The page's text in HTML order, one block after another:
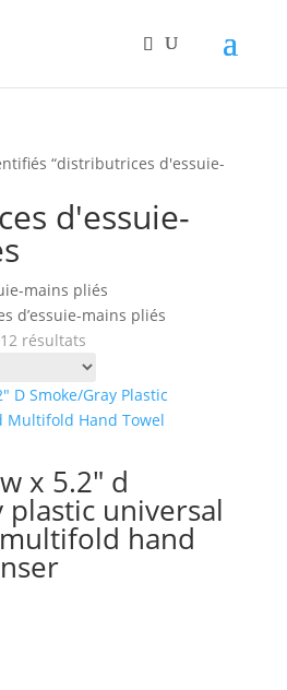
“distributrices d'essuie-
d'essuie-
mains pliés
d’essuie-mains pliés
résultats
x 5.2″ d
universal
hand